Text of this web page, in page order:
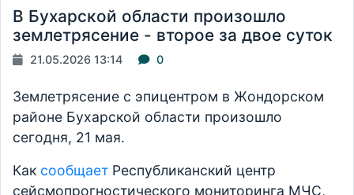
В Бухарской области произошло
землетрясение - второе за двое суток
21.05.2026 13:14 0
Землетрясение с эпицентром в Жондорском
районе Бухарской области произошло
сегодня, 21 мая.
Как сообщает Республиканский центр
сейсмопрогностического мониторинга МЧС,